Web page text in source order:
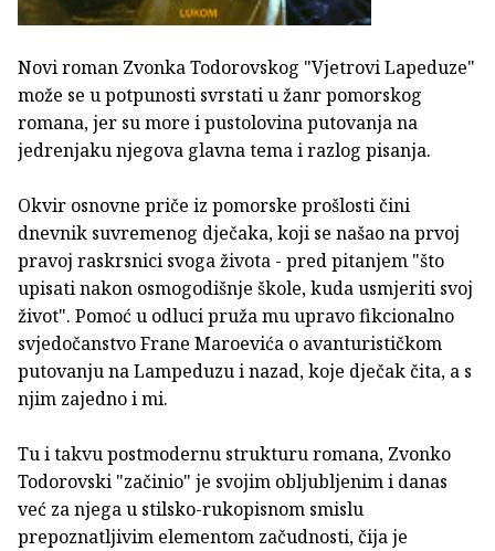
Novi roman Zvonka Todorovskog "Vjetrovi Lapeduze"
može se u potpunosti svrstati u žanr pomorskog
romana, jer su more i pustolovina putovanja na
jedrenjaku njegova glavna tema i razlog pisanja.
Okvir osnovne priče iz pomorske prošlosti čini
dnevnik suvremenog dječaka, koji se našao na prvoj
pravoj raskrsnici svoga života - pred pitanjem "što
upisati nakon osmogodišnje škole, kuda usmjeriti svoj
život". Pomoć u odluci pruža mu upravo fikcionalno
svjedočanstvo Frane Maroevića o avanturističkom
putovanju na Lampeduzu i nazad, koje dječak čita, a s
njim zajedno i mi.
Tu i takvu postmodernu strukturu romana, Zvonko
Todorovski "začinio" je svojim obljubljenim i danas
već za njega u stilsko-rukopisnom smislu
prepoznatljivim elementom začudnosti, čija je